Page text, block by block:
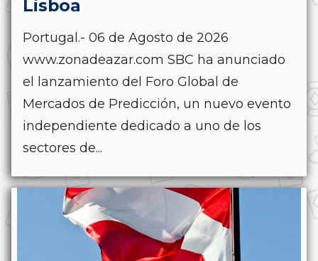
Lisboa
Portugal.- 06 de Agosto de 2026
www.zonadeazar.com SBC ha anunciado
el lanzamiento del Foro Global de
Mercados de Predicción, un nuevo evento
independiente dedicado a uno de los
sectores de...